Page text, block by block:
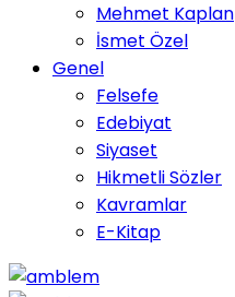
Mehmet Kaplan
İsmet Özel
Genel
Felsefe
Edebiyat
Siyaset
Hikmetli Sözler
Kavramlar
E-Kitap